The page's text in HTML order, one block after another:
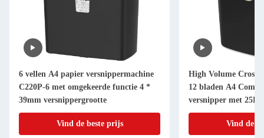
6 vellen A4 papier versnippermachine
C220P-6 met omgekeerde functie 4 *
39mm versnippergrootte
Vind de beste prijs
High Volume Cross
12 bladen A4
versnipper met 25L
CD228P
Vind de